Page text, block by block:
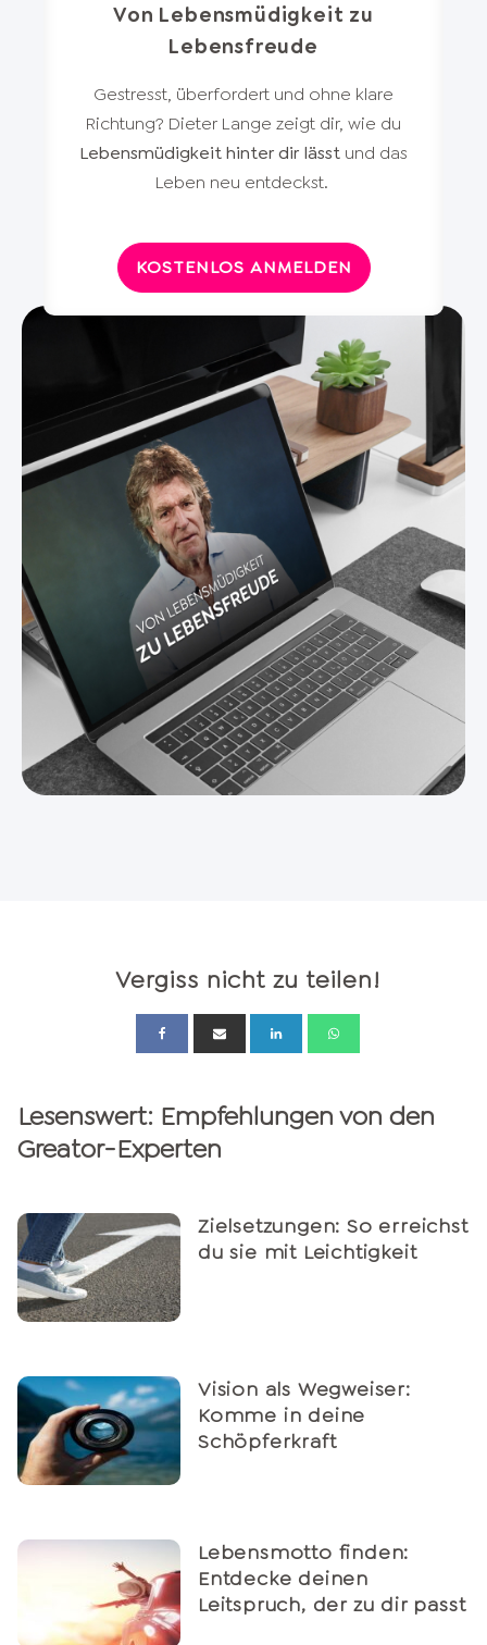
Von Lebensmüdigkeit zu
Lebensfreude
Gestresst, überfordert und ohne klare
Richtung? Dieter Lange zeigt dir, wie du
Lebensmüdigkeit hinter dir lässt und das
Leben neu entdeckst.
KOSTENLOS ANMELDEN
Vergiss nicht zu teilen!
Lesenswert: Empfehlungen von den
Greator-Experten
Zielsetzungen: So erreichst
du sie mit Leichtigkeit
Vision als Wegweiser:
Komme in deine
Schöpferkraft
Lebensmotto finden:
Entdecke deinen
Leitspruch, der zu dir passt